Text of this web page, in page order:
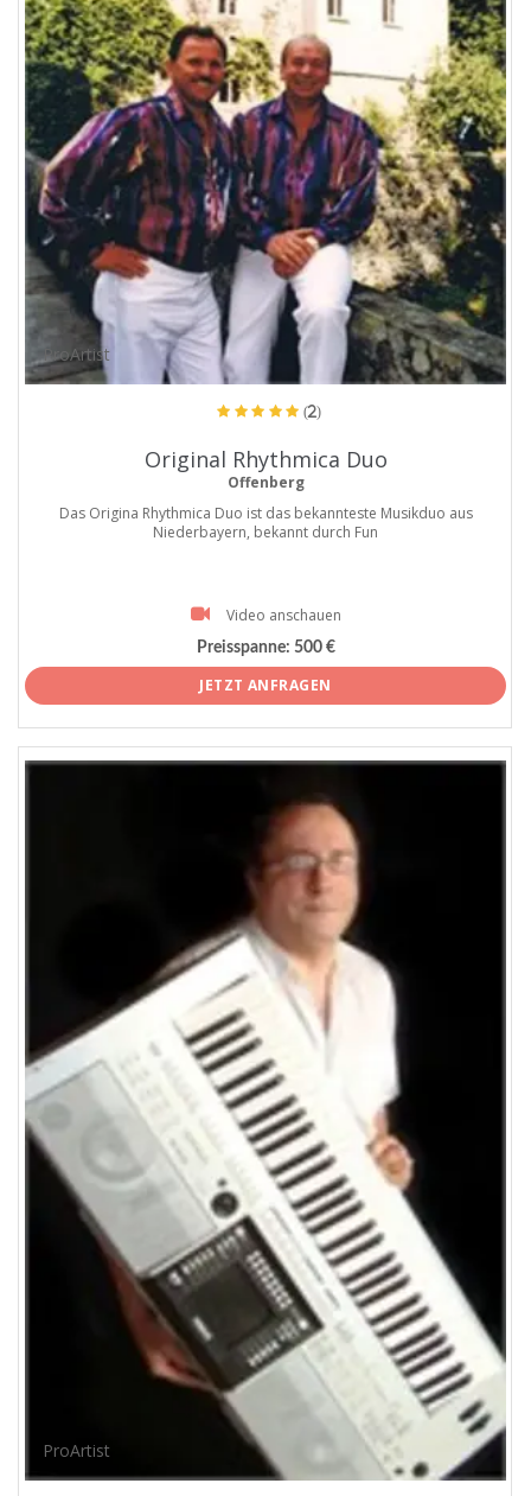
ProArtist
(2)
Original Rhythmica Duo
Offenberg
Das Origina Rhythmica Duo ist das bekannteste Musikduo aus
Niederbayern, bekannt durch Fun
Video anschauen
Preisspanne: 500 €
JETZT ANFRAGEN
ProArtist